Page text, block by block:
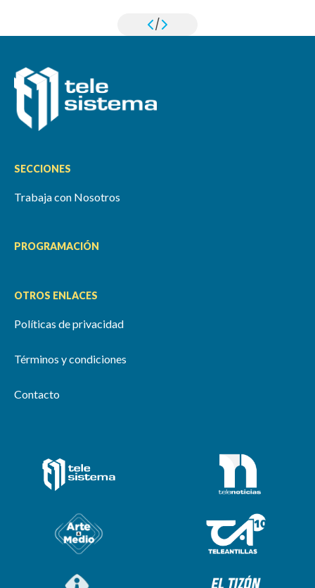
/
SECCIONES
Trabaja con Nosotros
PROGRAMACIÓN
OTROS ENLACES
Políticas de privacidad
Términos y condiciones
Contacto